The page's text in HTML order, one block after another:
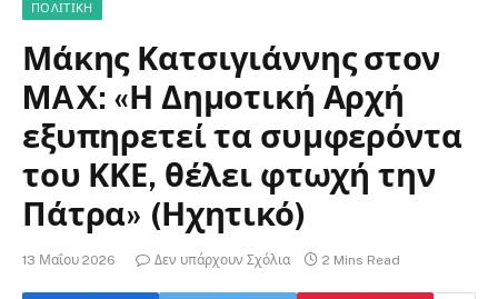
ΠΟΛΙΤΙΚΉ
Μάκης Κατσιγιάννης στον
MAX: «Η Δημοτική Αρχή
εξυπηρετεί τα συμφερόντα
του ΚΚΕ, θέλει φτωχή την
Πάτρα» (Ηχητικό)
13 Μαΐου 2026 Δεν υπάρχουν Σχόλια 2 Mins Read